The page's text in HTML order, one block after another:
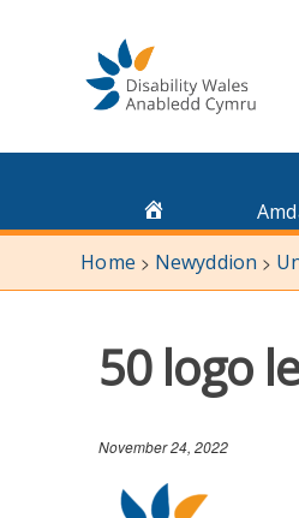
Home > Newyddion >
50 logo
November 24, 2022